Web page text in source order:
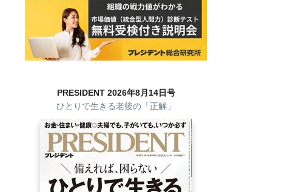
PRESIDENT 2026年8月14日号
ひとりで生きる老後の「正解」